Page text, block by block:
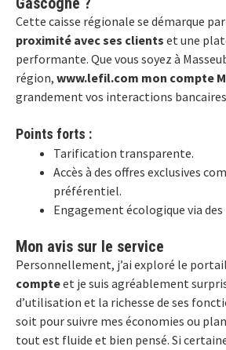
Cette caisse régionale se démarque
proximité avec ses clients et une
performante. Que vous soyez à
région, www.lefil.com mon compte
grandement vos interactions
Points forts :
Tarification transparente.
Accès à des offres exclusives
préférentiel.
Engagement écologique via
Mon avis sur le service
Personnellement, j’ai exploré le portail
compteet je suis agréablement
d’utilisation et la richesse de ses
soit pour suivre mes économies ou
tout est fluide et bien pensé. Si